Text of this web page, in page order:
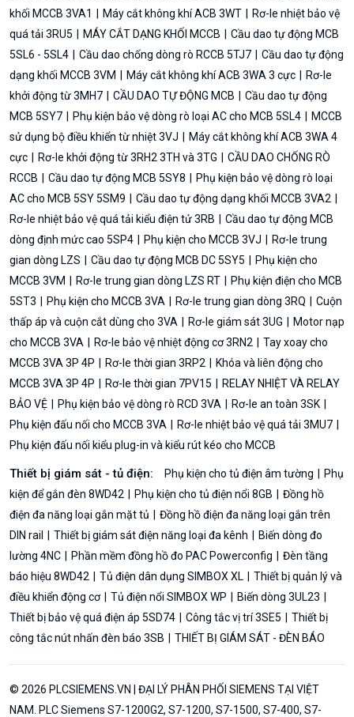
khối MCCB 3VA1
Máy cắt không khí ACB 3WT
Rơ-le nhiệt bảo vệ
quá tải 3RU5
MÁY CẮT DẠNG KHỐI MCCB
Cầu dao tự động MCB
5SL6 - 5SL4
Cầu dao chống dòng rò RCCB 5TJ7
Cầu dao tự động
dạng khối MCCB 3VM
Máy cắt không khí ACB 3WA 3 cực
Rơ-le
khởi động từ 3MH7
CẦU DAO TỰ ĐỘNG MCB
Cầu dao tự động
MCB 5SY7
Phụ kiện bảo vệ dòng rò loại AC cho MCB 5SL4
MCCB
sử dụng bộ điều khiển từ nhiệt 3VJ
Máy cắt không khí ACB 3WA 4
cực
Rơ-le khởi động từ 3RH2 3TH và 3TG
CẦU DAO CHỐNG RÒ
RCCB
Cầu dao tự động MCB 5SY8
Phụ kiện bảo vệ dòng rò loại
AC cho MCB 5SY 5SM9
Cầu dao tự động dạng khối MCCB 3VA2
Rơ-le nhiệt bảo vệ quá tải kiểu điện tử 3RB
Cầu dao tự động MCB
dòng định mức cao 5SP4
Phụ kiện cho MCCB 3VJ
Rơ-le trung
gian dòng LZS
Cầu dao tự động MCB DC 5SY5
Phụ kiện cho
MCCB 3VM
Rơ-le trung gian dòng LZS RT
Phụ kiện điện cho MCB
5ST3
Phụ kiện cho MCCB 3VA Rơ-le trung gian dòng 3RQ
Cuộn
thấp áp và cuộn cắt dùng cho 3VA
Rơ-le giám sát 3UG
Motor nạp
cho MCCB 3VA
Rơ-le bảo vệ nhiệt động cơ 3RN2
Tay xoay cho
MCCB 3VA 3P 4P
Rơ-le thời gian 3RP2
Khóa và liên động cho
MCCB 3VA 3P 4P
Rơ-le thời gian 7PV15
RELAY NHIỆT VÀ RELAY
BẢO VỆ
Phụ kiện bảo vệ dòng rò RCD 3VA
Rơ-le an toàn 3SK
Phụ kiện đấu nối cho MCCB 3VA
Rơ-le nhiệt bảo vệ quá tải 3MU7
Phụ kiện đấu nối kiểu plug-in và kiểu rút kéo cho MCCB
Thiết bị giám sát - tủ điện: Phụ kiện cho tủ điện âm tường
Phụ
kiện để gắn đèn 8WD42
Phụ kiện cho tủ điện nổi 8GB
Đồng hồ
điện đa năng loại gắn mặt tủ
Đồng hồ điện đa năng loại gắn trên
DIN rail
Thiết bị giám sát điện năng loại đa kênh
Biến dòng đo
lường 4NC
Phần mềm đồng hồ đo PAC Powerconfig
Đèn tầng
báo hiệu 8WD42
Tủ điện dân dụng SIMBOX XL
Thiết bị quản lý và
điều khiển động cơ
Tủ điện nổi SIMBOX WP
Biến dòng 3UL23
Thiết bị bảo vệ quá điện áp 5SD74
Công tắc vị trí 3SE5
Thiết bị
công tắc nút nhấn đèn báo 3SB
THIẾT BỊ GIÁM SÁT - ĐÈN BÁO
© 2026 PLCSIEMENS.VN | ĐẠI LÝ PHÂN PHỐI SIEMENS TẠI VIỆT
NAM. PLC Siemens S7-1200G2, S7-1200, S7-1500, S7-400, S7-